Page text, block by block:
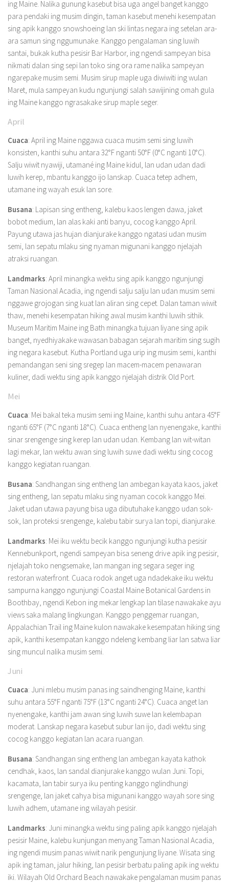
ing Maine. Nalika gunung kasebut bisa uga angel banget kanggo
para pendaki ing musim dingin, taman kasebut menehi kesempatan
sing apik kanggo snowshoeing lan ski lintas negara ing setelan ara-
ara samun sing nggumunake. Kanggo pengalaman sing luwih
santai, bukak kutha pesisir Bar Harbor, ing ngendi sampeyan bisa
nikmati dalan sing sepi lan toko sing ora rame nalika sampeyan
ngarepake musim semi. Musim sirup maple uga diwiwiti ing wulan
Maret, mula sampeyan kudu ngunjungi salah sawijining omah gula
ing Maine kanggo ngrasakake sirup maple seger.
April
Cuaca: April ing Maine nggawa cuaca musim semi sing luwih
konsisten, kanthi suhu antara 32°F nganti 50°F (0°C nganti 10°C).
Salju wiwit nyawiji, utamané ing Maine kidul, lan udan udan dadi
luwih kerep, mbantu kanggo ijo lanskap. Cuaca tetep adhem,
utamane ing wayah esuk lan sore.
Busana: Lapisan sing entheng, kalebu kaos lengen dawa, jaket
bobot medium, lan alas kaki anti banyu, cocog kanggo April.
Payung utawa jas hujan dianjurake kanggo ngatasi udan musim
semi, lan sepatu mlaku sing nyaman migunani kanggo njelajah
atraksi ruangan.
Landmarks: April minangka wektu sing apik kanggo ngunjungi
Taman Nasional Acadia, ing ngendi salju salju lan udan musim semi
nggawe grojogan sing kuat lan aliran sing cepet. Dalan taman wiwit
thaw, menehi kesempatan hiking awal musim kanthi luwih sithik.
Museum Maritim Maine ing Bath minangka tujuan liyane sing apik
banget, nyedhiyakake wawasan babagan sejarah maritim sing sugih
ing negara kasebut. Kutha Portland uga urip ing musim semi, kanthi
pemandangan seni sing sregep lan macem-macem penawaran
kuliner, dadi wektu sing apik kanggo njelajah distrik Old Port.
Mei
Cuaca: Mei bakal teka musim semi ing Maine, kanthi suhu antara 45°F
nganti 65°F (7°C nganti 18°C). Cuaca entheng lan nyenengake, kanthi
sinar srengenge sing kerep lan udan udan. Kembang lan wit-witan
lagi mekar, lan wektu awan sing luwih suwe dadi wektu sing cocog
kanggo kegiatan ruangan.
Busana: Sandhangan sing entheng lan ambegan kayata kaos, jaket
sing entheng, lan sepatu mlaku sing nyaman cocok kanggo Mei.
Jaket udan utawa payung bisa uga dibutuhake kanggo udan sok-
sok, lan proteksi srengenge, kalebu tabir surya lan topi, dianjurake.
Landmarks: Mei iku wektu becik kanggo ngunjungi kutha pesisir
Kennebunkport, ngendi sampeyan bisa seneng drive apik ing pesisir,
njelajah toko nengsemake, lan mangan ing segara seger ing
restoran waterfront. Cuaca rodok anget uga ndadekake iku wektu
sampurna kanggo ngunjungi Coastal Maine Botanical Gardens in
Boothbay, ngendi Kebon ing mekar lengkap lan tilase nawakake ayu
views saka malang lingkungan. Kanggo penggemar ruangan,
Appalachian Trail ing Maine kulon nawakake kesempatan hiking sing
apik, kanthi kesempatan kanggo ndeleng kembang liar lan satwa liar
sing muncul nalika musim semi.
Juni
Cuaca: Juni mlebu musim panas ing saindhenging Maine, kanthi
suhu antara 55°F nganti 75°F (13°C nganti 24°C). Cuaca anget lan
nyenengake, kanthi jam awan sing luwih suwe lan kelembapan
moderat. Lanskap negara kasebut subur lan ijo, dadi wektu sing
cocog kanggo kegiatan lan acara ruangan.
Busana: Sandhangan sing entheng lan ambegan kayata kathok
cendhak, kaos, lan sandal dianjurake kanggo wulan Juni. Topi,
kacamata, lan tabir surya iku penting kanggo nglindhungi
srengenge, lan jaket cahya bisa migunani kanggo wayah sore sing
luwih adhem, utamane ing wilayah pesisir.
Landmarks: Juni minangka wektu sing paling apik kanggo njelajah
pesisir Maine, kalebu kunjungan menyang Taman Nasional Acadia,
ing ngendi musim panas wiwit narik pengunjung liyane. Wisata sing
apik ing taman, jalur hiking, lan pesisir berbatu paling apik ing wektu
iki. Wilayah Old Orchard Beach nawakake pengalaman musim panas